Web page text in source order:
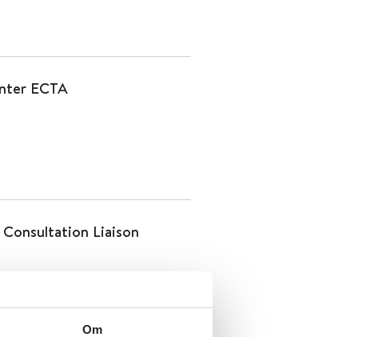
Om
ECTA
Liaison